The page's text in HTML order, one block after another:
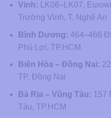
Vinh: LK06–LK07,
Trường Vinh, T. Nghệ An
Bình Dương: 464–466
Phú Lợi, TP.HCM
Biên Hòa – Đồng Nai:
TP. Đồng Nai
Bà Rịa – Vũng Tàu: 157
Tàu, TP.HCM